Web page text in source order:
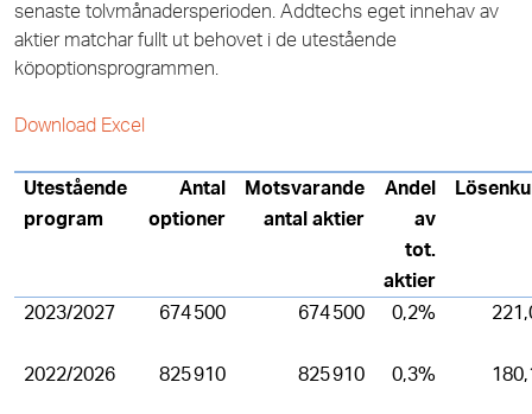
senaste tolvmånadersperioden. Addtechs eget innehav av
aktier matchar fullt ut behovet i de utestående
köpoptionsprogrammen.
Download Excel
Utestående
program
Antal
optioner
Motsvarande
antal aktier
Andel
av
tot.
aktier
2023/2027 674 500 674 500 0,2%
2022/2026 825 910 825 910 0,3%